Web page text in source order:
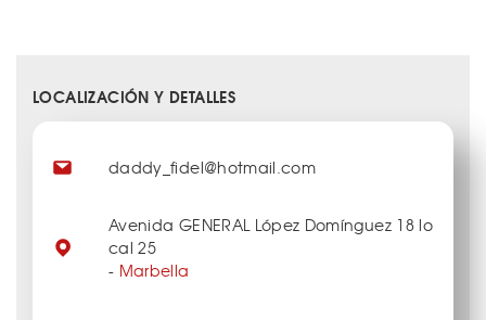
LOCALIZACIÓN Y DETALLES
daddy_fidel@hotmail.com
Avenida GENERAL López Domínguez 18 lo
cal 25
- Marbella